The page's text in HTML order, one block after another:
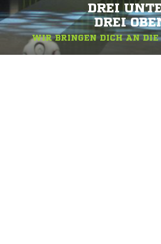
DREI
DREI
WIR BRINGEN DICH AN DIE